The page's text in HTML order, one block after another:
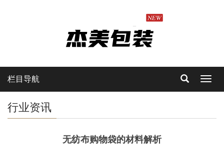
栏目导航
行业资讯
无纺布购物袋的材料解析